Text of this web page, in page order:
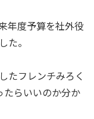
年度予算を社外役
た。
たフレンチみろく
たらいいのか分か